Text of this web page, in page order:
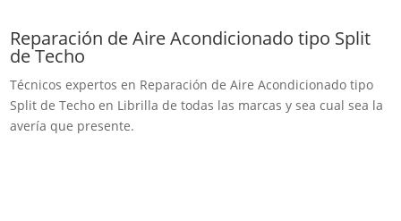
Reparación de Aire Acondicionado tipo Split
de Techo
Técnicos expertos en Reparación de Aire Acondicionado tipo
Split de Techo en Librilla de todas las marcas y sea cual sea la
avería que presente.